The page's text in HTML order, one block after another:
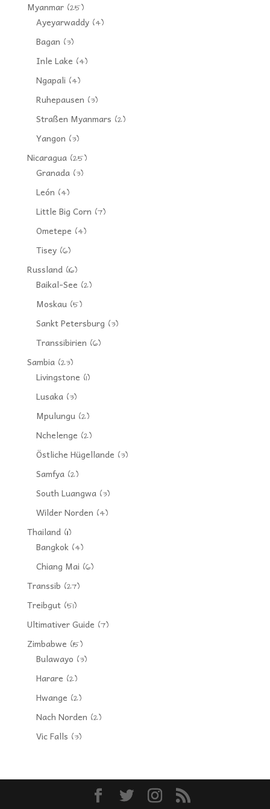
Myanmar(25)
Ayeyarwaddy(4)
Bagan (3)
Inle Lake (4)
Ngapali (4)
Ruhepausen (3)
Straßen Myanmars (2)
Yangon (3)
Nicaragua(25)
Granada(3)
León (4)
Little Big Corn (7)
Ometepe (4)
Tisey(6)
Russland(16)
Baikal-See (2)
Moskau(5)
Sankt Petersburg (3)
Transsibirien (6)
Sambia(23)
Livingstone (1)
Lusaka(3)
Mpulungu(2)
Nchelenge (2)
Östliche Hügellande (3)
Samfya(2)
South Luangwa(3)
Wilder Norden (4)
Thailand(11)
Bangkok(4)
Chiang Mai (6)
Transsib (27)
Treibgut(51)
Ultimativer Guide (7)
Zimbabwe (15)
Bulawayo (3)
Harare (2)
Hwange (2)
Nach Norden (2)
Vic Falls (3)